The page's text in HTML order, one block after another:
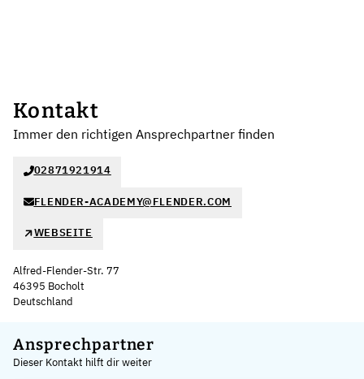
Kontakt
Immer den richtigen Ansprechpartner finden
02871921914
FLENDER-ACADEMY@FLENDER.COM
WEBSEITE
Alfred-Flender-Str. 77
46395 Bocholt
Deutschland
+
−
Ansprechpartner
Dieser Kontakt hilft dir weiter